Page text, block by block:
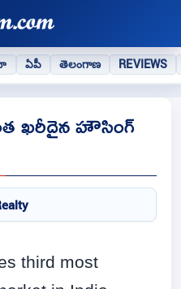
ఏపీ తెలంగాణ REVIEWS
ఖరీదైన హౌసింగ్